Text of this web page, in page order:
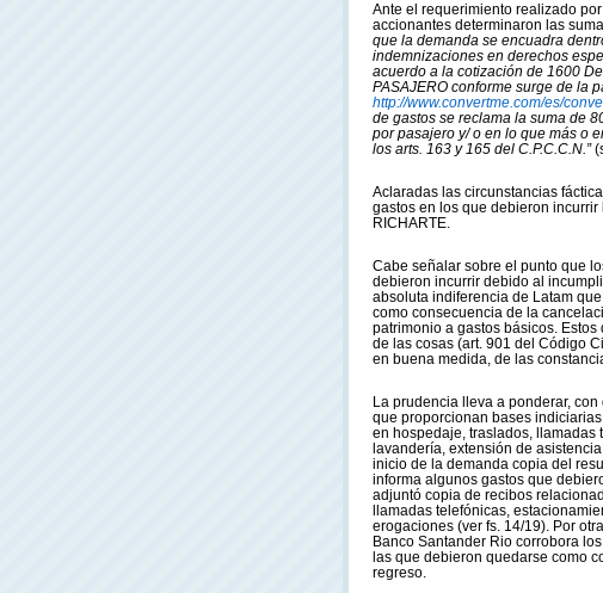
Ante el requerimiento realizado
accionantes determinaron las
que la demanda se encuadra
indemnizaciones en derechos
acuerdo a la cotización de 1600
PASAJERO conforme surge de la
http://www.convertme.com/es/
de gastos se reclama la suma de
por pasajero y/ o en lo que más o
los arts. 163 y 165 del C.P.C.C.N.”
Aclaradas las circunstancias
gastos en los que debieron
RICHARTE.
Cabe señalar sobre el punto que
debieron incurrir debido al
absoluta indiferencia de Latam
como consecuencia de la
patrimonio a gastos básicos.
de las cosas (art. 901 del Código
en buena medida, de las
La prudencia lleva a ponderar,
que proporcionan bases
en hospedaje, traslados, llamadas
lavandería, extensión de
inicio de la demanda copia del
informa algunos gastos que
adjuntó copia de recibos
llamadas telefónicas,
erogaciones (ver fs. 14/19). Por
Banco Santander Rio corrobora
las que debieron quedarse como
regreso.